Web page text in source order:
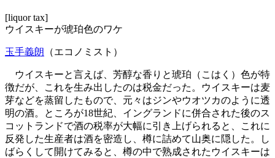
[liquor tax]
ウイスキーが琥珀色のワケ
玉手義朗 （エコノミスト）
ウイスキーと言えば、芳醇な香りと琥珀（こはく）色が特
徴だが、これを生み出したのは税金だった。ウイスキーは麦
芽などを蒸留したもので、元々はジンやウオツカのように透
明の酒。ところが18世紀、イングランドに併合された後のス
コットランドで酒の税率が大幅に引き上げられると、これに
反発した生産者は酒を密造し、樽に詰めて山奥に隠した。し
ばらくして開けてみると、樽の中で熟成されたウイスキーは